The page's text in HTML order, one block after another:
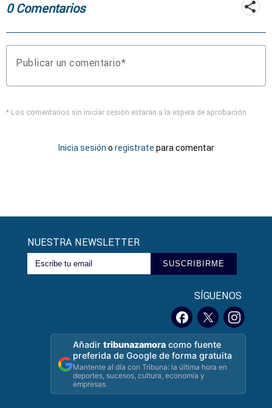
0 Comentarios
Publicar un comentario
* Los comentarios sin iniciar sesión estarán a la espera de aprobación
Inicia sesión o registrate para comentar
NUESTRA NEWSLETTER
SUSCRIBIRME
SÍGUENOS
Añadirtribunazamora como fuente
preferida de Google de forma gratuita
Mantente al día con Tribuna: la última hora en
deportes, sucesos, cultura, economía y
empresas.